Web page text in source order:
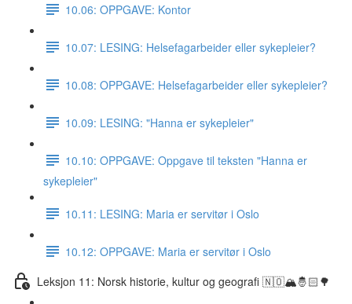
10.06: OPPGAVE: Kontor
10.07: LESING: Helsefagarbeider eller sykepleier?
10.08: OPPGAVE: Helsefagarbeider eller sykepleier?
10.09: LESING: "Hanna er sykepleier"
10.10: OPPGAVE: Oppgave til teksten "Hanna er
sykepleier"
10.11: LESING: Maria er servitør i Oslo
10.12: OPPGAVE: Maria er servitør i Oslo
Leksjon 11: Norsk historie, kultur og geografi 🇳🇴🏔🤴🏻🌳